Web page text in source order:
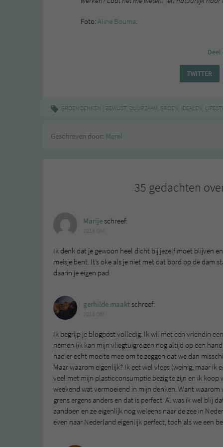
Foto: Aline Bouma.
TWITTER
GROEN DENKEN BEWUST, DUURZAAM, GROEN, IDEALEN,
Geschreven door: Merel
35 gedachten
Marijeschreef:
Ik denk dat je gewoon heel dicht bij jezelf moet blijven
meisje bent. It’s oke als je niet met dat bord op de dam
daarin je eigen pad.
gerhilde maaktschreef:
Ik begrijp je blogpost volledig. Ik wil met een vriendin
nemen (ik kan mijn vliegtuigreizen nog altijd op een
had er echt moeite mee om te zeggen dat we dan
Maar waarom eigenlijk? Ik eet wel vlees (weinig, maar
veel met mijn plasticconsumptie bezig te zijn en ik
weekend wat vermoeiend in mijn denken. Want
grens ergens anders en dat is perfect. Al was ik wel blij
aandoen en ze eigenlijk nog weleens naar de zee in
even naar Nederland eigenlijk perfect, toch als we een